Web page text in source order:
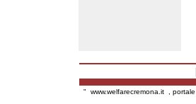
" www.welfarecremona.it, portale